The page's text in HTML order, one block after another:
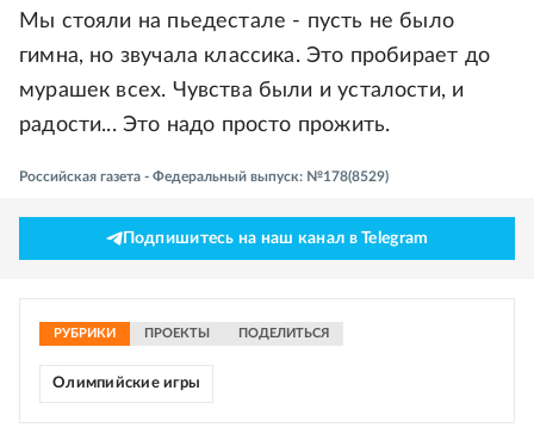
Мы стояли на пьедестале - пусть не было
гимна, но звучала классика. Это пробирает до
мурашек всех. Чувства были и усталости, и
радости... Это надо просто прожить.
Российская газета - Федеральный выпуск: №178(8529)
Подпишитесь на наш канал в Telegram
РУБРИКИ ПРОЕКТЫ ПОДЕЛИТЬСЯ
Олимпийские игры